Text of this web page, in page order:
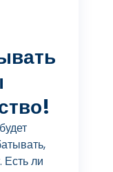
Есть ли